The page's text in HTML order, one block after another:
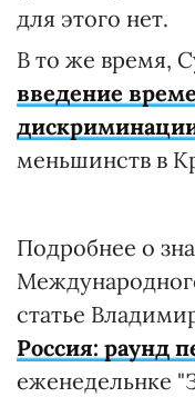
для этого нет.
В то же время,
введение
меньшинств в
Подробнее о
статье
Россия: раунд
еженедельнке